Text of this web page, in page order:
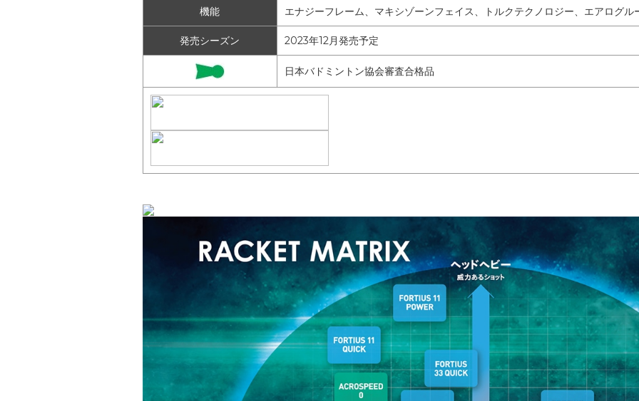
機能 エナジーフレーム、マキシゾーンフェイス、トルクテクノロジー、エアログル
発売シーズン 2023年12月発売予定
日本バドミントン協会審査合格品